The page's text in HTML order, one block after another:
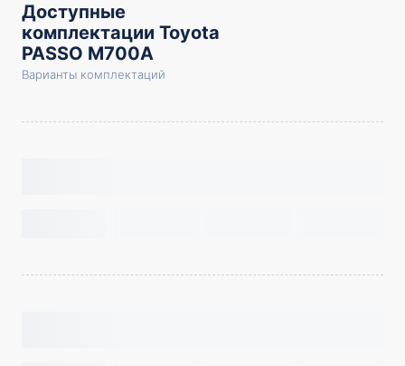
Доступные
комплектации Toyota
PASSO M700A
Варианты комплектаций